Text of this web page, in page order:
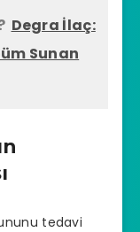
Degra İlaç:
Sunan
tedavi